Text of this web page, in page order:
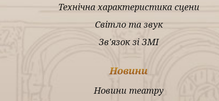
Технічна характеристика сцени
Світло та звук
Зв'язок зі ЗМІ
Новини
Новини театру